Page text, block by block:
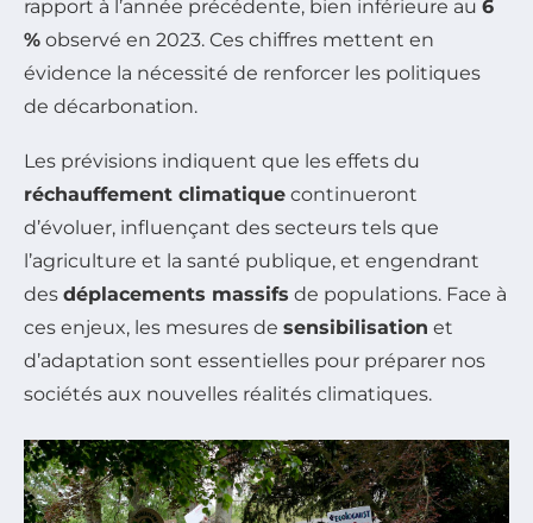
rapport à l’année précédente, bien inférieure au 6
% observé en 2023. Ces chiffres mettent en
évidence la nécessité de renforcer les politiques
de décarbonation.
Les prévisions indiquent que les effets du
réchauffement climatique continueront
d’évoluer, influençant des secteurs tels que
l’agriculture et la santé publique, et engendrant
des déplacements massifs de populations. Face à
ces enjeux, les mesures de sensibilisation et
d’adaptation sont essentielles pour préparer nos
sociétés aux nouvelles réalités climatiques.